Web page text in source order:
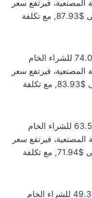
المصنعية، فيرتفع سعر
الشراء إلى $85.37 وسعر البيع إلى $87.93, مع تكلفة
سعر الذهب عيار 21 اليوم يبلغ $74.08 للشراء الخام
المصنعية، فيرتفع سعر
الشراء إلى $81.49 وسعر البيع إلى $83.93, مع تكلفة
سعر الذهب عيار 18 اليوم يبلغ $63.50 للشراء الخام
المصنعية، فيرتفع سعر
الشراء إلى $69.85 وسعر البيع إلى $71.94, مع تكلفة
سعر الذهب عيار 14 اليوم يبلغ $49.39 للشراء الخام